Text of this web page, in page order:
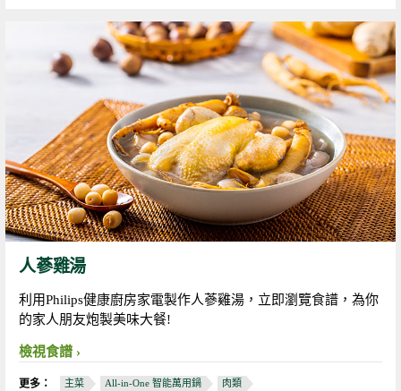
人蔘雞湯
利用Philips健康廚房家電製作人蔘雞湯，立即瀏覽食譜，為你
的家人朋友炮製美味大餐!
檢視食譜
更多： 主菜 All-in-One 智能萬用鍋 肉類